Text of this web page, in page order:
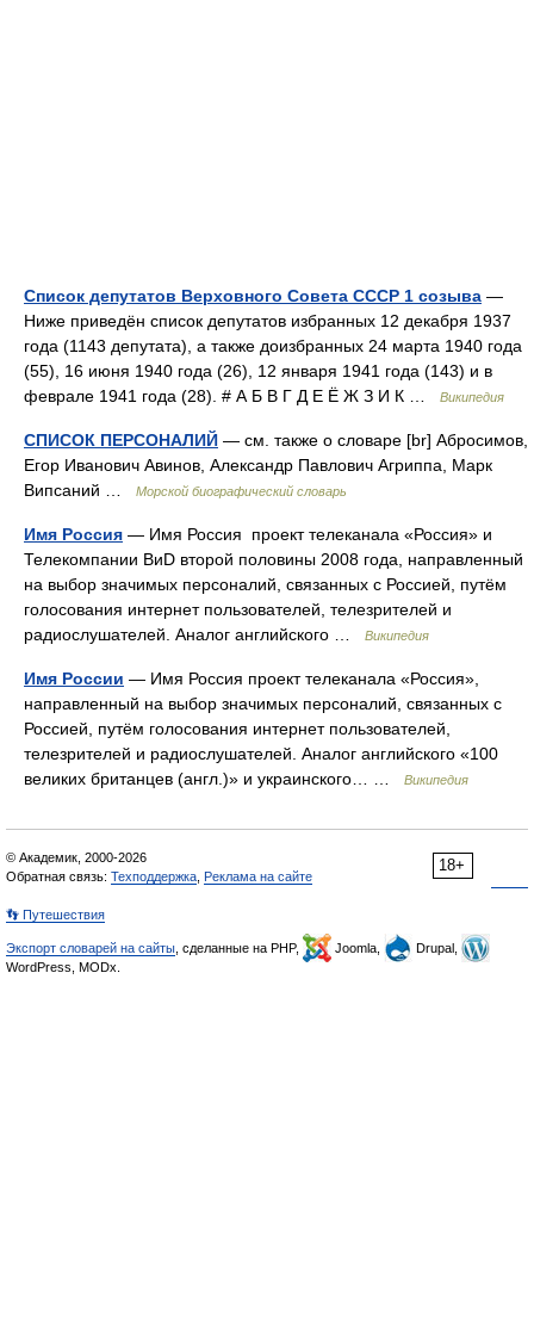
Список депутатов Верховного Совета СССР 1 созыва —
Ниже приведён список депутатов избранных 12 декабря 1937
года (1143 депутата), а также доизбранных 24 марта 1940 года
(55), 16 июня 1940 года (26), 12 января 1941 года (143) и в
феврале 1941 года (28). # А Б В Г Д Е Ё Ж З И К …
Википедия
СПИСОК ПЕРСОНАЛИЙ — см. также о словаре [br] Абросимов,
Егор Иванович Авинов, Александр Павлович Агриппа, Марк
Випсаний …
Морской биографический словарь
Имя Россия — Имя Россия проект телеканала «Россия» и
Телекомпании ВиD второй половины 2008 года, направленный
на выбор значимых персоналий, связанных с Россией, путём
голосования интернет пользователей, телезрителей и
радиослушателей. Аналог английского …
Википедия
Имя России — Имя Россия проект телеканала «Россия»,
направленный на выбор значимых персоналий, связанных с
Россией, путём голосования интернет пользователей,
телезрителей и радиослушателей. Аналог английского «100
великих британцев (англ.)» и украинского… …
Википедия
18+
© Академик, 2000-2026
Обратная связь: Техподдержка Реклама на сайте
👣 Путешествия
Экспорт словарей на сайты , сделанные на PHP, Joomla,
Drupal,
WordPress, MODx.